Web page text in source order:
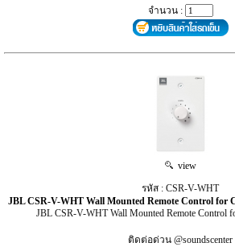
จำนวน :
view
รหัส : CSR-V-WHT
JBL CSR-V-WHT Wall Mounted Remote Control for
JBL CSR-V-WHT Wall Mounted Remote Control
ติดต่อด่วน @soundscenter